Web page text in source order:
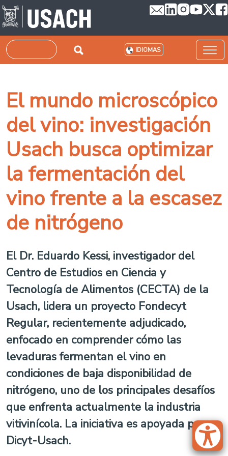
Pasar al contenido principal
Buscar IDIOMAS
El mundo microscópico
del vino: investigación
Usach busca optimizar
la fermentación del
vino frente a la escasez
de nitrógeno
El Dr. Eduardo Kessi, investigador del
Centro de Estudios en Ciencia y
Tecnología de Alimentos (CECTA) de la
Usach, lidera un proyecto Fondecyt
Regular, recientemente adjudicado,
enfocado en comprender cómo las
levaduras fermentan el vino en
condiciones de baja disponibilidad de
nitrógeno, uno de los principales desafíos
que enfrenta actualmente la industria
vitivinícola. La iniciativa es apoyada por
Dicyt-Usach.